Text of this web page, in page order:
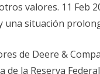
valores. 11 Feb
una situación
de Deere &
de la Reserva